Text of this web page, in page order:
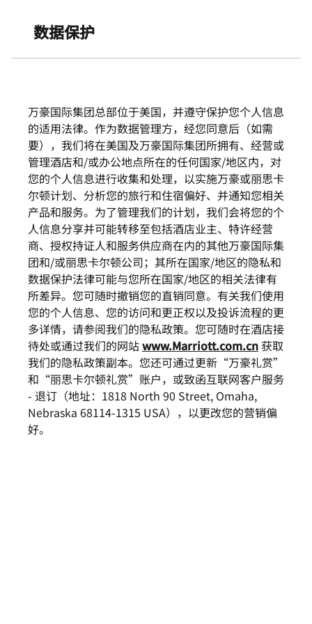
数据保护
万豪国际集团总部位于美国，并遵守保护您个人信息
的适用法律。作为数据管理方，经您同意后（如需
要），我们将在美国及万豪国际集团所拥有、经营或
管理酒店和/或办公地点所在的任何国家/地区内，对
您的个人信息进行收集和处理，以实施万豪或丽思卡
尔顿计划、分析您的旅行和住宿偏好、并通知您相关
产品和服务。为了管理我们的计划，我们会将您的个
人信息分享并可能转移至包括酒店业主、特许经营
商、授权持证人和服务供应商在内的其他万豪国际集
团和/或丽思卡尔顿公司；其所在国家/地区的隐私和
数据保护法律可能与您所在国家/地区的相关法律有
所差异。您可随时撤销您的直销同意。有关我们使用
您的个人信息、您的访问和更正权以及投诉流程的更
多详情，请参阅我们的隐私政策。您可随时在酒店接
待处或通过我们的网站www.Marriott.com.cn获取
我们的隐私政策副本。您还可通过更新“万豪礼赏”
和“丽思卡尔顿礼赏”账户，或致函互联网客户服务
- 退订（地址：1818 North 90 Street, Omaha,
Nebraska 68114-1315 USA），以更改您的营销偏
好。